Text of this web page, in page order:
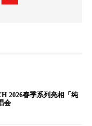
2026春季系列亮相「纯
会